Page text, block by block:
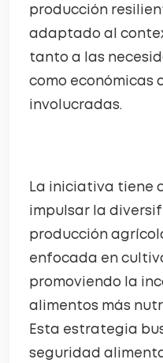
producción
adaptado al
tanto a las
como económicas
involucradas.
La iniciativa tiene
impulsar la
producción
enfocada en
promoviendo la
alimentos más
Esta estrategia
seguridad